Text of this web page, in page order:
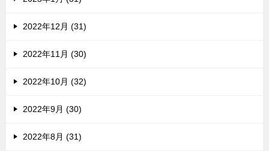
2022年12月 (31)
2022年11月 (30)
2022年10月 (32)
2022年9月 (30)
2022年8月 (31)